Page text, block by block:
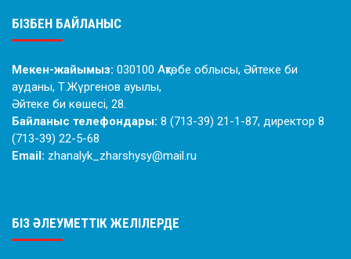
БІЗБЕН БАЙЛАНЫС
Мекен-жайымыз: 030100 Ақтөбе облысы, Әйтеке би
ауданы, Т.Жүргенов ауылы,
Әйтеке би көшесі, 28.
Байланыс телефондары: 8 (713-39) 21-1-87, директор 8
(713-39) 22-5-68
Email: zhanalyk_zharshysy@mail.ru
БІЗ ӘЛЕУМЕТТІК ЖЕЛІЛЕРДЕ